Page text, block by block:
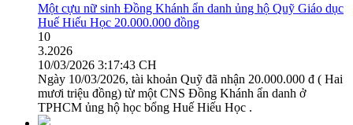
Một cựu nữ sinh Đồng Khánh ẩn danh ủng hộ Quỹ Giáo dục
Huế Hiếu Học 20.000.000 đồng
10
3.2026
10/03/2026 3:17:43 CH
Ngày 10/03/2026, tài khoản Quỹ đã nhận 20.000.000 đ ( Hai
mươi triệu đồng) từ một CNS Đồng Khánh ẩn danh ở
TPHCM ủng hộ học bổng Huế Hiếu Học .